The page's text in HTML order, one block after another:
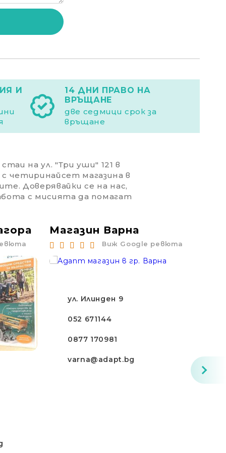
И
14 ДНИ ПРАВО НА
ВРЪЩАНЕ
две седмици срок за
връщане
на ул. "Три уши" 121 в
четиринайсет магазина в
Доверявайки се на нас,
с мисията да помагат
Магазин Варна
Виж Google ревюта
ул. Илинден 9
052 671144
0877 170981
varna@adapt.bg